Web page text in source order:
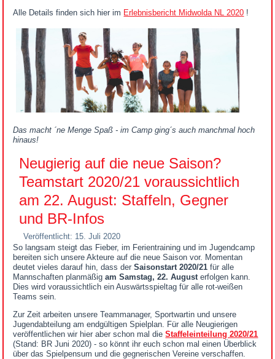
Alle Details finden sich hier im Erlebnisbericht Midwolda NL 2020 !
Das macht ´ne Menge Spaß - im Camp ging´s auch manchmal hoch
hinaus!
Neugierig auf die neue Saison?
Teamstart 2020/21 voraussichtlich
am 22. August: Staffeln, Gegner
und BR-Infos
Veröffentlicht: 15. Juli 2020
So langsam steigt das Fieber, im Ferientraining und im Jugendcamp
bereiten sich unsere Akteure auf die neue Saison vor. Momentan
deutet vieles darauf hin, dass derSaisonstart 2020/21 für alle
Mannschaften planmäßigam Samstag, 22. August erfolgen kann.
Dies wird voraussichtlich ein Auswärtsspieltag für alle rot-weißen
Teams sein.
Zur Zeit arbeiten unsere Teammanager, Sportwartin und unsere
Jugendabteilung am endgültigen Spielplan. Für alle Neugierigen
veröffentlichen wir hier aber schon mal dieStaffeleinteilung 2020/21
(Stand: BR Juni 2020) - so könnt ihr euch schon mal einen Überblick
über das Spielpensum und die gegnerischen Vereine verschaffen.